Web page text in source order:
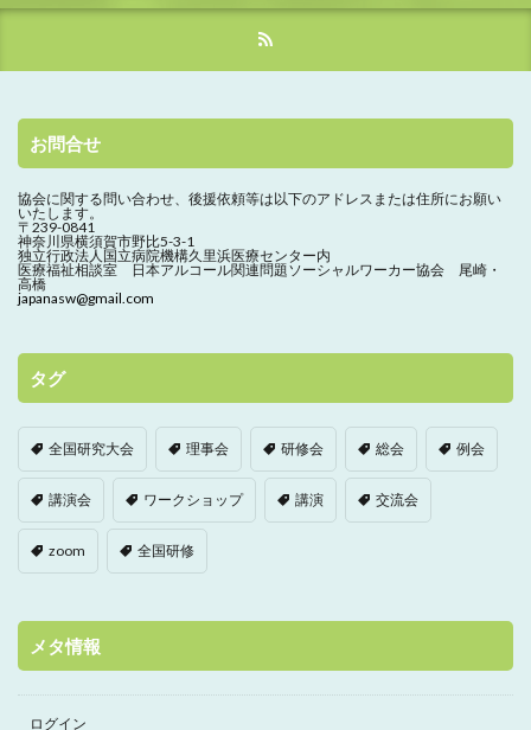
お問合せ
協会に関する問い合わせ、 後援依頼等は以下のアドレスまたは住所にお願い
いたします。
〒239-0841
神奈川県横須賀市野比5-3-1
独立行政法人国立病院機構久里浜医療センター内
医療福祉相談室 日本アルコール関連問題ソーシャルワーカー協会 尾崎・
高橋
japanasw@gmail.com
タグ
全国研究大会 理事会 研修会 総会 例会
講演会 ワークショップ 講演 交流会
zoom 全国研修
メタ情報
ログイン